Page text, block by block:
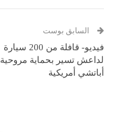
السابق بوست
فيديو- قافلة من 200 سيارة
لداعش تسير بحماية مروحية
أباتشي أمريكية